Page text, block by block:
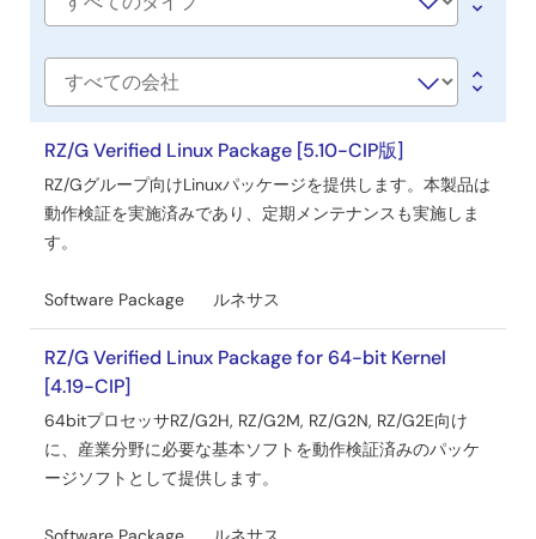
ア
／
ツ
ー
ル
Software
社
名
RZ/G Verified Linux Package [5.10-CIP版]
RZ/Gグループ向けLinuxパッケージを提供します。本製品は
動作検証を実施済みであり、定期メンテナンスも実施しま
す。
Software Package ルネサス
RZ/G Verified Linux Package for 64-bit Kernel
[4.19-CIP]
64bitプロセッサRZ/G2H, RZ/G2M, RZ/G2N, RZ/G2E向け
に、産業分野に必要な基本ソフトを動作検証済みのパッケ
ージソフトとして提供します。